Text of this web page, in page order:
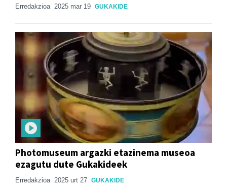
Erredakzioa 2025 mar 19 GUKAKIDE
Photomuseum argazki etazinema museoa
ezagutu dute Gukakideek
Erredakzioa 2025 urt 27 GUKAKIDE